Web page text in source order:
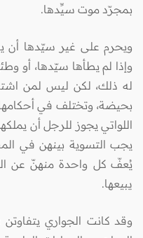
بمجرّد موت سيِّدها.
ويحرم على غير سيّدها أن
وإذا لم يطأها سيّدها، أو
له ذلك، لكن ليس لمن
بحيضة، وتختلف في
اللواتي يجوز للرجل أن
يجب التسوية بينهن في
يُعفّ كل واحدة منهنّ عن
يبيعها.
وقد كانت الجواري